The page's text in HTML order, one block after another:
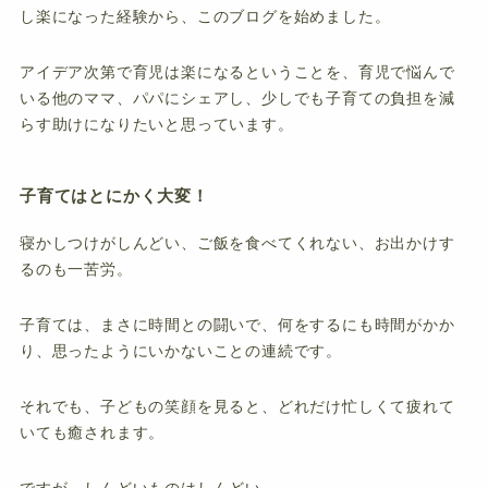
し楽になった経験から、このブログを始めました。
アイデア次第で育児は楽になるということを、育児で悩んで
いる他のママ、パパにシェアし、少しでも子育ての負担を減
らす助けになりたいと思っています。
子育てはとにかく大変！
寝かしつけがしんどい、ご飯を食べてくれない、お出かけす
るのも一苦労。
子育ては、まさに時間との闘いで、何をするにも時間がかか
り、思ったようにいかないことの連続です。
それでも、子どもの笑顔を見ると、どれだけ忙しくて疲れて
いても癒されます。